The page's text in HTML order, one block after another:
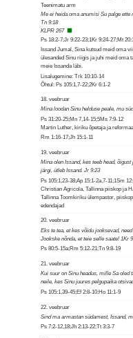
Teenimatu arm
Me ei heida oma anumisi Su palge
Tn 9:18
KLPR 267
Ps 18:2-7;Jr 9:22-23;1Kr 9:24-27;Mt
Issand Jumal, Sina kutsud meid oma
ülesanded Sinu riigis ja juhi meid oma
meie Issanda läbi.
Lisalugemine: Trk 10:10-14
Õhtul: Ps 105:1,7-22;2Kr 6:1-2
18. veebruar
Mina loodan Sinu helduse peale, mu
Ps 31:20-25;Mn 7,14-15;5Ms 7:9-12
Martin Luther, kiriku õpetaja ja
Rm 1:16-17;Jh 15:1-11
19. veebruar
Mina olen Issand, kes teeb head,
järgi, ütleb Issand. Jr 9:23
Ps 105:1,23-38;Ap 15:1-2a,7-11;1Sm
Christian Agricola, Tallinna piiskop ja
Tallinna Toomkiriku ülempastor,
edendajad
20. veebruar
Eks te tea, et kes võidu jooksevad,
Jookske nõnda, et teie selle saate! 1Kr
Ps 80:5-15a;Rm 5:12-21;Tn 9:8-19
21. veebruar
Kui suur on Sinu headus, mille Sa oled
neile, kes Sinu juures pelgupaika
Ps 105:1,39-45;Ef 2:8-10;Ho 11:1-9
22. veebruar
Sind ma armastan südamest, Issand,
Ps 7:2-12,18;Jh 2:13-22;Tt 3:3-7